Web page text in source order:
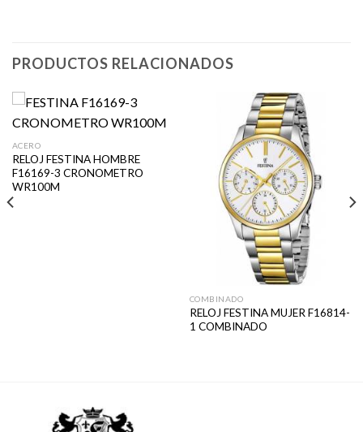
PRODUCTOS RELACIONADOS
ACERO
RELOJ FESTINA HOMBRE
F16169-3 CRONOMETRO
WR100M
COMBINADO
RELOJ FESTINA MUJER F16814-
1 COMBINADO